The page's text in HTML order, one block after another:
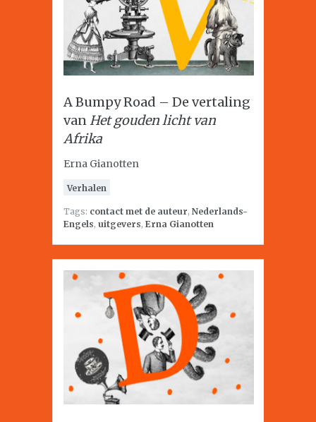
A Bumpy Road – De vertaling
vanHet gouden licht van
Afrika
Erna Gianotten
Verhalen
Tags: contact met de auteur, Nederlands-
Engels, uitgevers, Erna Gianotten